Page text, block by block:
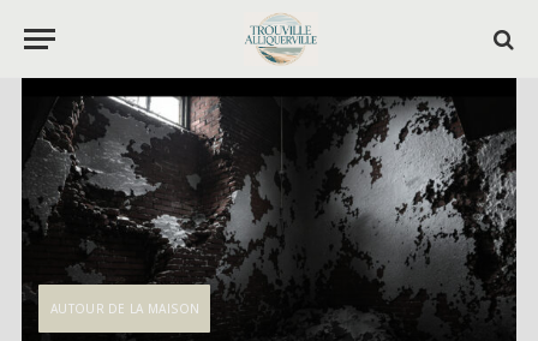
AUTOUR DE LA MAISON